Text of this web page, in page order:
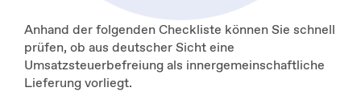
Anhand der folgenden Checkliste können Sie schnell
prüfen, ob aus deutscher Sicht eine
Umsatzsteuerbefreiung als innergemeinschaftliche
Lieferung vorliegt.